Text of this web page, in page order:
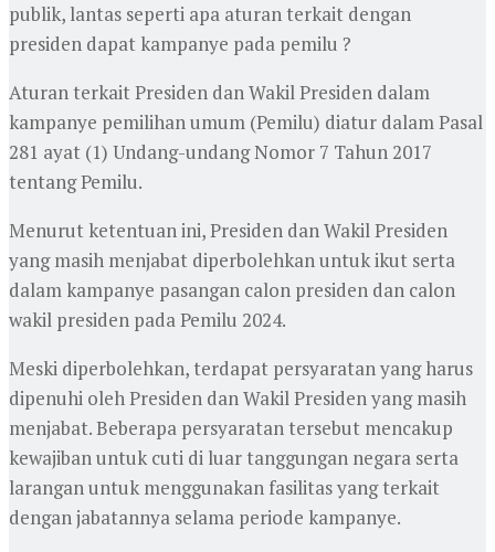
publik, lantas seperti apa aturan terkait dengan
presiden dapat kampanye pada pemilu ?
Aturan terkait Presiden dan Wakil Presiden dalam
kampanye pemilihan umum (Pemilu) diatur dalam Pasal
281 ayat (1) Undang-undang Nomor 7 Tahun 2017
tentang Pemilu.
Menurut ketentuan ini, Presiden dan Wakil Presiden
yang masih menjabat diperbolehkan untuk ikut serta
dalam kampanye pasangan calon presiden dan calon
wakil presiden pada Pemilu 2024.
Meski diperbolehkan, terdapat persyaratan yang harus
dipenuhi oleh Presiden dan Wakil Presiden yang masih
menjabat. Beberapa persyaratan tersebut mencakup
kewajiban untuk cuti di luar tanggungan negara serta
larangan untuk menggunakan fasilitas yang terkait
dengan jabatannya selama periode kampanye.